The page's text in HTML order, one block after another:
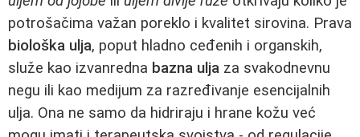
potrošačima važan poreklo i kvalitet sirovina. Prava
biološka ulja, poput hladno ceđenih i organskih,
služe kao izvanredna bazna ulja za svakodnevnu
negu ili kao medijum za razređivanje esencijalnih
ulja. Ona ne samo da hidriraju i hrane kožu već